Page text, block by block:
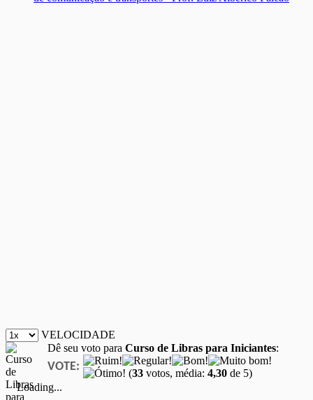
VELOCIDADE
Dê seu voto para Curso de Libras para Iniciantes:
VOTE: (33 votos, média: 4,30 de 5)
Loading...